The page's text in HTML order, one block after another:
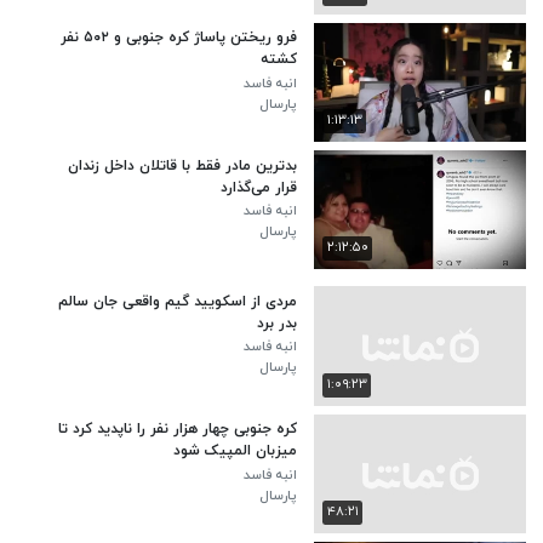
۱:۱۳:۱۳
فرو ریختن پاساژ کره جنوبی و ۵۰۲ نفر
کشته
انبه فاسد
پارسال
۲:۱۲:۵۰
بدترین مادر فقط با قاتلان داخل زندان
قرار می‌گذارد
انبه فاسد
پارسال
۱:۰۹:۲۳
مردی از اسکویید گیم واقعی جان سالم
بدر برد
انبه فاسد
پارسال
۴۸:۲۱
کره جنوبی چهار هزار نفر را ناپدید کرد تا
میزبان المپیک شود
انبه فاسد
پارسال